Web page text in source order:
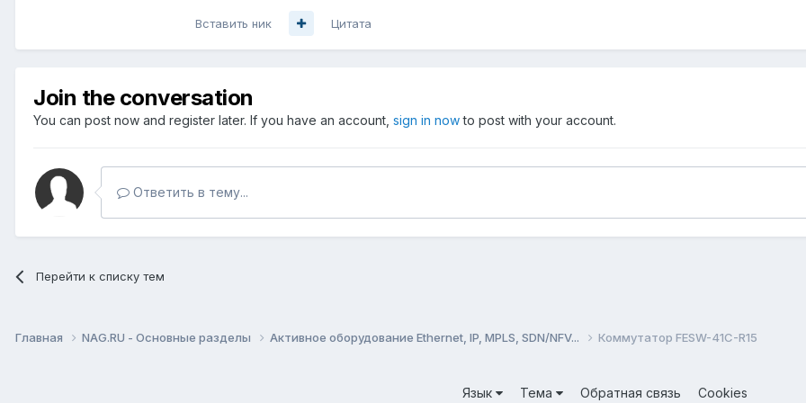
Вставить ник Цитата
Join the conversation
You can post now and register later. If you have an account, sign in nowto post with your account.
Ответить в тему...
Перейти к списку тем
Главная NAG.RU - Основные разделы Активное оборудование Ethernet, IP, MPLS, SDN/NFV... Коммутатор FESW-41C-R15
Язык Тема Обратная связь Cookies